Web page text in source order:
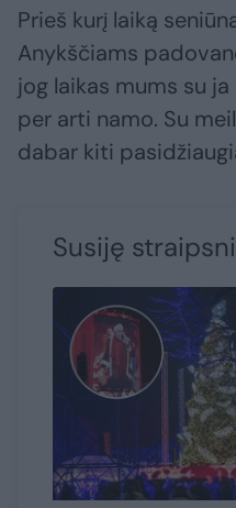
Prieš kurį laiką
Anykščiams
jog laikas mums su
per arti namo. Su
dabar kiti
Susiję